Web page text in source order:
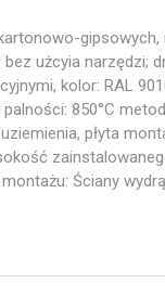
użcyia narzędzi;
kolor: RAL
850°C
płyta
Ściany